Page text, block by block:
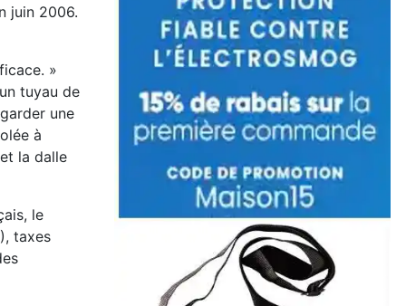
juin 2006.
»
tuyau de
une
à
la dalle
le
taxes